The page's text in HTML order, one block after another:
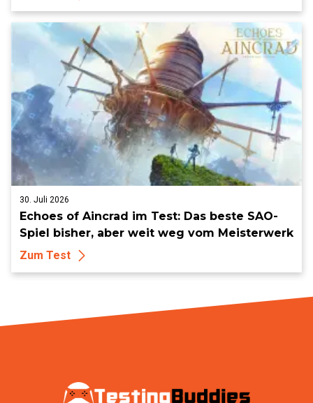
30. Juli 2026
Echoes of Aincrad im Test: Das beste SAO-
Spiel bisher, aber weit weg vom Meisterwerk
Zum Test